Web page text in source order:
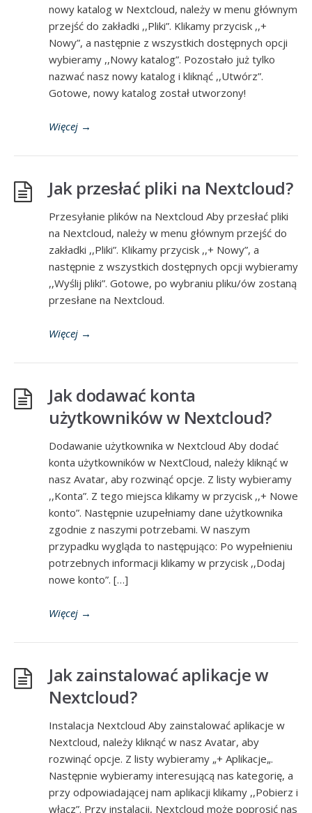
nowy katalog w Nextcloud, należy w menu głównym
przejść do zakładki ,,Pliki”. Klikamy przycisk ,,+
Nowy”, a następnie z wszystkich dostępnych opcji
wybieramy ,,Nowy katalog”. Pozostało już tylko
nazwać nasz nowy katalog i kliknąć ,,Utwórz”.
Gotowe, nowy katalog został utworzony!
Więcej →
Jak przesłać pliki na Nextcloud?
Przesyłanie plików na Nextcloud Aby przesłać pliki
na Nextcloud, należy w menu głównym przejść do
zakładki ,,Pliki”. Klikamy przycisk ,,+ Nowy”, a
następnie z wszystkich dostępnych opcji wybieramy
,,Wyślij pliki”. Gotowe, po wybraniu pliku/ów zostaną
przesłane na Nextcloud.
Więcej →
Jak dodawać konta
użytkowników w Nextcloud?
Dodawanie użytkownika w Nextcloud Aby dodać
konta użytkowników w NextCloud, należy kliknąć w
nasz Avatar, aby rozwinąć opcje. Z listy wybieramy
,,Konta”. Z tego miejsca klikamy w przycisk ,,+ Nowe
konto”. Następnie uzupełniamy dane użytkownika
zgodnie z naszymi potrzebami. W naszym
przypadku wygląda to następująco: Po wypełnieniu
potrzebnych informacji klikamy w przycisk ,,Dodaj
nowe konto”. […]
Więcej →
Jak zainstalować aplikacje w
Nextcloud?
Instalacja Nextcloud Aby zainstalować aplikacje w
Nextcloud, należy kliknąć w nasz Avatar, aby
rozwinąć opcje. Z listy wybieramy „+ Aplikacje„.
Następnie wybieramy interesującą nas kategorię, a
przy odpowiadającej nam aplikacji klikamy ,,Pobierz i
włącz”. Przy instalacji, Nextcloud może poprosić nas